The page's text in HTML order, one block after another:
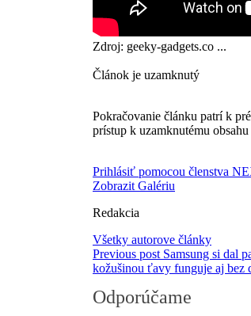
Zdroj: geeky-gadgets.co ...
Článok je uzamknutý
Pokračovanie článku patrí k
prístup k uzamknutému
Prihlásiť pomocou členstva
Zobrazit Galériu
Redakcia
Všetky autorove články
Previous post Samsung si dal
kožušinou ťavy funguje aj bez
Odporúčame